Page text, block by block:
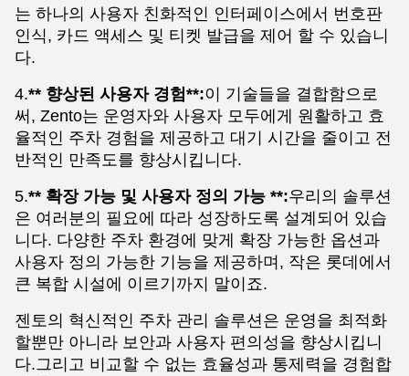
는 하나의 사용자 친화적인 인터페이스에서 번호판
인식, 카드 액세스 및 티켓 발급을 제어 할 수 있습니
다.
4.** 향상된 사용자 경험**:이 기술들을 결합함으로
써, Zento는 운영자와 사용자 모두에게 원활하고 효
율적인 주차 경험을 제공하고 대기 시간을 줄이고 전
반적인 만족도를 향상시킵니다.
5.** 확장 가능 및 사용자 정의 가능 **:우리의 솔루션
은 여러분의 필요에 따라 성장하도록 설계되어 있습
니다. 다양한 주차 환경에 맞게 확장 가능한 옵션과
사용자 정의 가능한 기능을 제공하며, 작은 롯데에서
큰 복합 시설에 이르기까지 말이죠.
젠토의 혁신적인 주차 관리 솔루션은 운영을 최적화
할뿐만 아니라 보안과 사용자 편의성을 향상시킵니
다.그리고 비교할 수 없는 효율성과 통제력을 경험합